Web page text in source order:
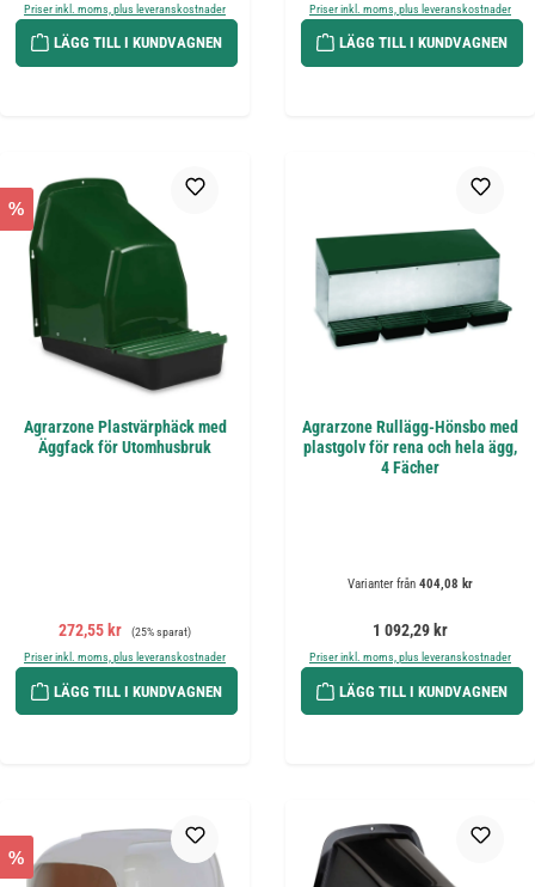
Priser inkl. moms, plus leveranskostnader
LÄGG TILL I KUNDVAGNEN
Priser inkl. moms, plus leveranskostnader
LÄGG TILL I KUNDVAGNEN
%
Agrarzone Plastvärphäck med
Äggfack för Utomhusbruk
Försäljningspris:
272,55 kr Ordinarie pris:
(25% sparat)
Priser inkl. moms, plus leveranskostnader
LÄGG TILL I KUNDVAGNEN
Agrarzone Rullägg-Hönsbo med
plastgolv för rena och hela ägg,
4 Fächer
Varianter från 404,08 kr
Ordinarie pris:
1 092,29 kr
Priser inkl. moms, plus leveranskostnader
LÄGG TILL I KUNDVAGNEN
%